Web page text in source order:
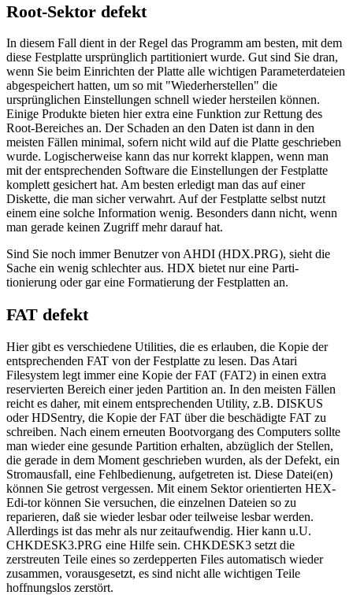
Root-Sektor defekt
In diesem Fall dient in der Regel das Programm am besten, mit dem
diese Festplatte ursprünglich partitioniert wurde. Gut sind Sie dran,
wenn Sie beim Einrichten der Platte alle wichtigen Parameterdateien
abgespeichert hatten, um so mit "Wiederherstellen" die
ursprünglichen Einstellungen schnell wieder hersteilen können.
Einige Produkte bieten hier extra eine Funktion zur Rettung des
Root-Bereiches an. Der Schaden an den Daten ist dann in den
meisten Fällen minimal, sofern nicht wild auf die Platte geschrieben
wurde. Logischerweise kann das nur korrekt klappen, wenn man
mit der entsprechenden Software die Einstellungen der Festplatte
komplett gesichert hat. Am besten erledigt man das auf einer
Diskette, die man sicher verwahrt. Auf der Festplatte selbst nutzt
einem eine solche Information wenig. Besonders dann nicht, wenn
man gerade keinen Zugriff mehr darauf hat.
Sind Sie noch immer Benutzer von AHDI (HDX.PRG), sieht die
Sache ein wenig schlechter aus. HDX bietet nur eine Parti-
tionierung oder gar eine Formatierung der Festplatten an.
FAT defekt
Hier gibt es verschiedene Utilities, die es erlauben, die Kopie der
entsprechenden FAT von der Festplatte zu lesen. Das Atari
Filesystem legt immer eine Kopie der FAT (FAT2) in einen extra
reservierten Bereich einer jeden Partition an. In den meisten Fällen
reicht es daher, mit einem entsprechenden Utility, z.B. DISKUS
oder HDSentry, die Kopie der FAT über die beschädigte FAT zu
schreiben. Nach einem erneuten Bootvorgang des Computers sollte
man wieder eine gesunde Partition erhalten, abzüglich der Stellen,
die gerade in dem Moment geschrieben wurden, als der Defekt, ein
Stromausfall, eine Fehlbedienung, aufgetreten ist. Diese Datei(en)
können Sie getrost vergessen. Mit einem Sektor orientierten HEX-
Edi-tor können Sie versuchen, die einzelnen Dateien so zu
reparieren, daß sie wieder lesbar oder teilweise lesbar werden.
Allerdings ist das mehr als nur zeitaufwendig. Hier kann u.U.
CHKDESK3.PRG eine Hilfe sein. CHKDESK3 setzt die
zerstreuten Teile eines so zerdepperten Files automatisch wieder
zusammen, vorausgesetzt, es sind nicht alle wichtigen Teile
hoffnungslos zerstört.